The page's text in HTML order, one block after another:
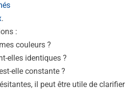
.
:
couleurs ?
elles identiques ?
elle constante ?
il peut être utile de clarifier